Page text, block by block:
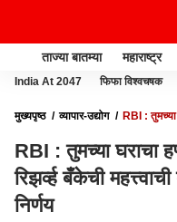
ताज्या बातम्या महाराष्ट्र
India At 2047 फिफा विश्वचषक
मुख्यपृष्ठ व्यापार-उद्योग
RBI : तुमच्या
RBI : तुमच्या घराचा
रिझर्व्ह बँकेची
निर्णय